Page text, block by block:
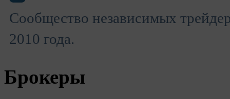
Сообщество независимых
2010 года.
Брокеры